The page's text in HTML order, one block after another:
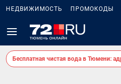
НЕДВИЖИМОСТЬ ПРОМОКОДЫ
Бесплатная чистая вода в Тюмени: